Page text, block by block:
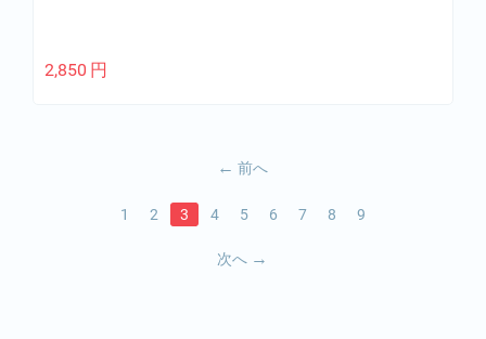
2,850 円
前へ
1 2 3 4 5 6 7 8 9
次へ